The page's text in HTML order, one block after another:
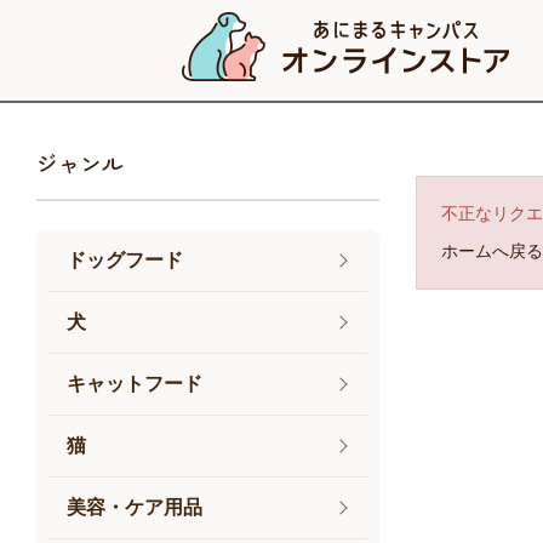
ジャンル
ドッグフード
犬
キャットフード
猫
美容・ケア用品
不正なリク
ホームへ戻る